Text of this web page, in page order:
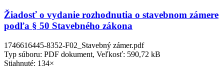
Žiadosť o vydanie rozhodnutia o stavebnom zámere
podľa § 50 Stavebného zákona
1746616445-8352-F02_Stavebný zámer.pdf
Typ súboru: PDF dokument, Veľkosť: 590,72 kB
Stiahnuté: 134×